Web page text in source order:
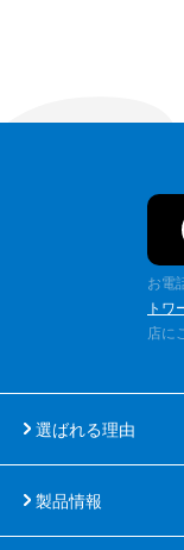
お電
トワ
店に
選ばれる理由
製品情報